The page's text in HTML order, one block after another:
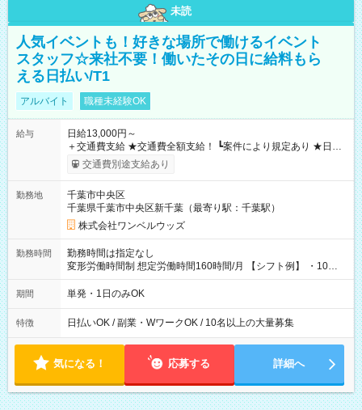
未読
人気イベントも！好きな場所で働けるイベント
スタッフ☆来社不要！働いたその日に給料もら
える日払い/T1
アルバイト 職種未経験OK
給与
日給13,000円～
＋交通費支給 ★交通費全額支給！ ┗案件により規定あり ★日払
いOK！（規定あり） ┗働いたその日に現金GET♪ お仕事後はコ
ンビニATMから 日払い分を引き落とせます！ 【試用期間】試
交通費別途支給あり
勤務地
千葉市中央区
千葉県千葉市中央区新千葉（最寄り駅：千葉駅）
株式会社ワンベルウッズ
勤務時間
勤務時間は指定なし
変形労働時間制 想定労働時間160時間/月 【シフト例】 ・10：
00～20：00
期間 単発・1日のみOK
特徴 日払いOK / 副業・WワークOK / 10名以上の大量募集
気になる！ 応募する 詳細へ